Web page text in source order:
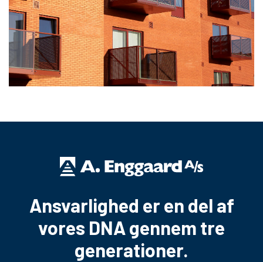
Ansvarlighed er en del af
vores DNA gennem tre
generationer.